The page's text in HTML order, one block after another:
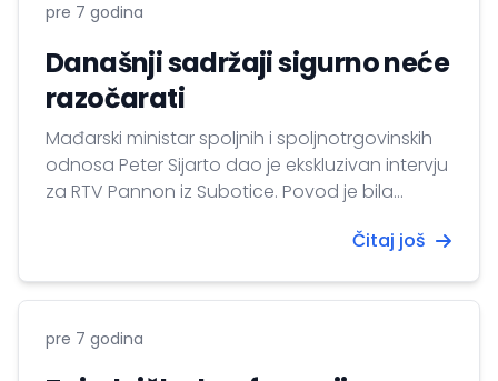
pre 7 godina
Današnji sadržaji sigurno neće
razočarati
Mađarski ministar spoljnih i spoljnotrgovinskih
odnosa Peter Sijarto dao je ekskluzivan intervju
za RTV Pannon iz Subotice. Povod je bila
Razgovor je vođen pre održavanja sednice.
Mađarske sastao sa ministrom spoljnih
Razgovor se vodio o odnosima dve...
Čitaj još
pre 7 godina